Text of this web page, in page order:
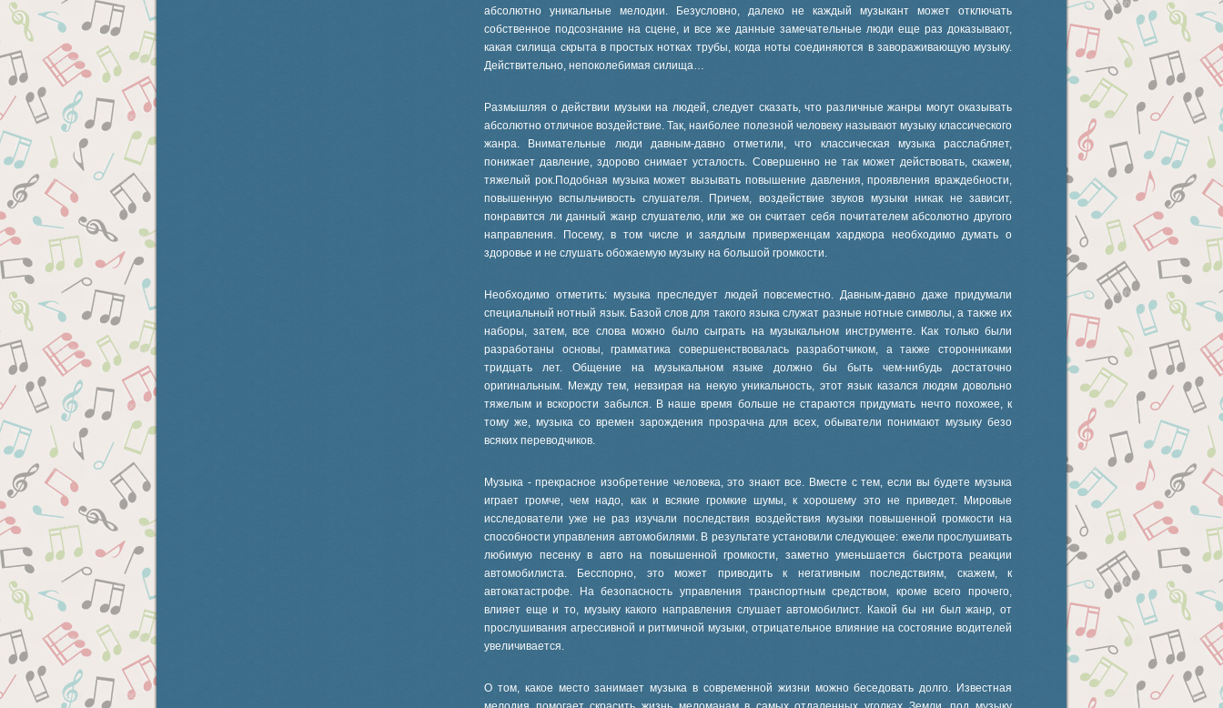
абсолютно уникальные мелодии. Безусловно, далеко не каждый музыкант может отключать
собственное подсознание на сцене, и все же данные замечательные люди еще раз доказывают,
какая силища скрыта в простых нотках трубы, когда ноты соединяются в завораживающую музыку.
Действительно, непоколебимая силища…
Размышляя о действии музыки на людей, следует сказать, что различные жанры могут оказывать
абсолютно отличное воздействие. Так, наиболее полезной человеку называют музыку классического
жанра. Внимательные люди давным-давно отметили, что классическая музыка расслабляет,
понижает давление, здорово снимает усталость. Совершенно не так может действовать, скажем,
тяжелый рок.Подобная музыка может вызывать повышение давления, проявления враждебности,
повышенную вспыльчивость слушателя. Причем, воздействие звуков музыки никак не зависит,
понравится ли данный жанр слушателю, или же он считает себя почитателем абсолютно другого
направления. Посему, в том числе и заядлым приверженцам хардкора необходимо думать о
здоровье и не слушать обожаемую музыку на большой громкости.
Необходимо отметить: музыка преследует людей повсеместно. Давным-давно даже придумали
специальный нотный язык. Базой слов для такого языка служат разные нотные символы, а также их
наборы, затем, все слова можно было сыграть на музыкальном инструменте. Как только были
разработаны основы, грамматика совершенствовалась разработчиком, а также сторонниками
тридцать лет. Общение на музыкальном языке должно бы быть чем-нибудь достаточно
оригинальным. Между тем, невзирая на некую уникальность, этот язык казался людям довольно
тяжелым и вскорости забылся. В наше время больше не стараются придумать нечто похожее, к
тому же, музыка со времен зарождения прозрачна для всех, обыватели понимают музыку безо
всяких переводчиков.
Музыка - прекрасное изобретение человека, это знают все. Вместе с тем, если вы будете музыка
играет громче, чем надо, как и всякие громкие шумы, к хорошему это не приведет. Мировые
исследователи уже не раз изучали последствия воздействия музыки повышенной громкости на
способности управления автомобилями. В результате установили следующее: ежели прослушивать
любимую песенку в авто на повышенной громкости, заметно уменьшается быстрота реакции
автомобилиста. Бесспорно, это может приводить к негативным последствиям, скажем, к
автокатастрофе. На безопасность управления транспортным средством, кроме всего прочего,
влияет еще и то, музыку какого направления слушает автомобилист. Какой бы ни был жанр, от
прослушивания агрессивной и ритмичной музыки, отрицательное влияние на состояние водителей
увеличивается.
О том, какое место занимает музыка в современной жизни можно беседовать долго. Известная